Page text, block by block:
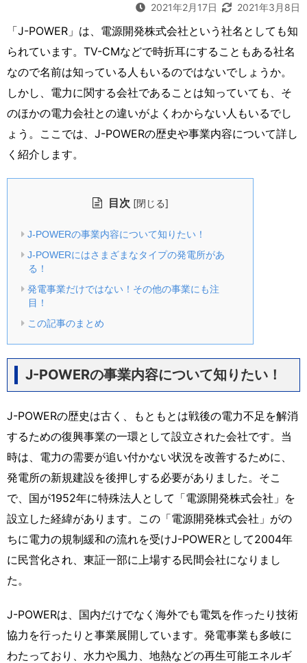
2021年2月17日 2021年3月8日
「J-POWER」は、電源開発株式会社という社名としても知
られています。TV-CMなどで時折耳にすることもある社名
なので名前は知っている人もいるのではないでしょうか。
しかし、電力に関する会社であることは知っていても、そ
のほかの電力会社との違いがよくわからない人もいるでし
ょう。ここでは、J-POWERの歴史や事業内容について詳し
く紹介します。
目次 [閉じる]
J-POWERの事業内容について知りたい！
J-POWERにはさまざまなタイプの発電所があ
る！
発電事業だけではない！その他の事業にも注
目！
この記事のまとめ
J-POWERの事業内容について知りたい！
J-POWERの歴史は古く、もともとは戦後の電力不足を解消
するための復興事業の一環として設立された会社です。当
時は、電力の需要が追い付かない状況を改善するために、
発電所の新規建設を後押しする必要がありました。そこ
で、国が1952年に特殊法人として「電源開発株式会社」を
設立した経緯があります。この「電源開発株式会社」がの
ちに電力の規制緩和の流れを受けJ-POWERとして2004年
に民営化され、東証一部に上場する民間会社になりまし
た。
J-POWERは、国内だけでなく海外でも電気を作ったり技術
協力を行ったりと事業展開しています。発電事業も多岐に
わたっており、水力や風力、地熱などの再生可能エネルギ